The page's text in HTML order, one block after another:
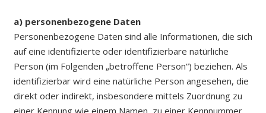
a) personenbezogene Daten
Personenbezogene Daten sind alle Informationen, die sich
auf eine identifizierte oder identifizierbare natürliche
Person (im Folgenden „betroffene Person“) beziehen. Als
identifizierbar wird eine natürliche Person angesehen, die
direkt oder indirekt, insbesondere mittels Zuordnung zu
einer Kennung wie einem Namen, zu einer Kennnummer,